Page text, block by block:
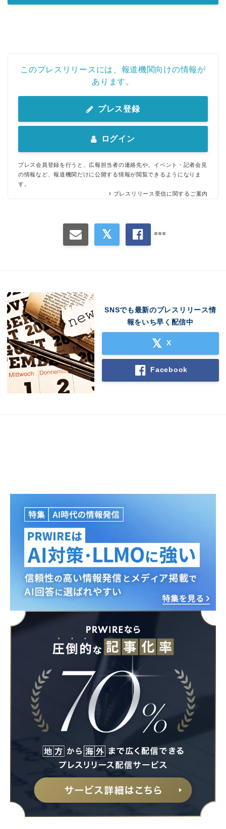
このプレスリリースには、報道機関向けの情報が
あります。
プレス登録
ログイン
プレス会員登録を行うと、広報担当者の連絡先や、イベント・記者会見
の情報など、報道機関だけに公開する情報が閲覧できるようになりま
す。
プレスリリース受信に関するご案内
SNSでも最新のプレスリリース情
報をいち早く配信中
X
Facebook
Japanese